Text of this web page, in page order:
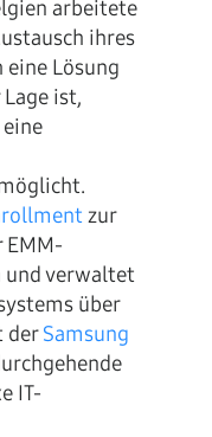
arbeitete
ihres
Lösung
ist,
zur
EMM-
und verwaltet
über
derSamsung
IT-